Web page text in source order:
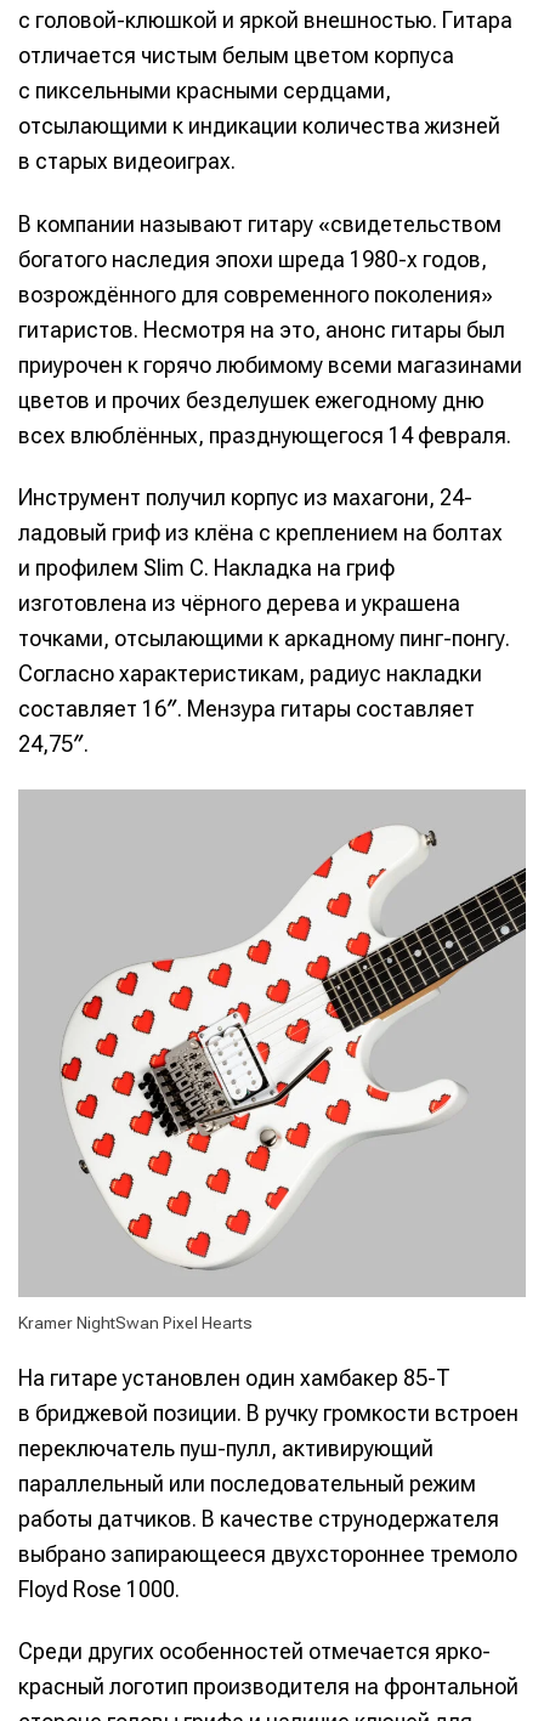
с головой-клюшкой и яркой внешностью. Гитара
отличается чистым белым цветом корпуса
с пиксельными красными сердцами,
отсылающими к индикации количества жизней
в старых видеоиграх.
В компании называют гитару «свидетельством
богатого наследия эпохи шреда 1980-х годов,
возрождённого для современного поколения»
гитаристов. Несмотря на это, анонс гитары был
приурочен к горячо любимому всеми магазинами
цветов и прочих безделушек ежегодному дню
всех влюблённых, празднующегося 14 февраля.
Инструмент получил корпус из махагони, 24-
ладовый гриф из клёна с креплением на болтах
и профилем Slim C. Накладка на гриф
изготовлена из чёрного дерева и украшена
точками, отсылающими к аркадному пинг-понгу.
Согласно характеристикам, радиус накладки
составляет 16″. Мензура гитары составляет
24,75″.
Kramer NightSwan Pixel Hearts
На гитаре установлен один хамбакер 85-T
в бриджевой позиции. В ручку громкости встроен
переключатель пуш-пулл, активирующий
параллельный или последовательный режим
работы датчиков. В качестве струнодержателя
выбрано запирающееся двухстороннее тремоло
Floyd Rose 1000.
Среди других особенностей отмечается ярко-
красный логотип производителя на фронтальной